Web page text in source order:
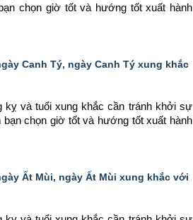
chọn giờ tốt và hướng tốt xuất hành
Canh Tý, ngày Canh Tý xung khắc
kỵ và tuổi xung khắc cần tránh khởi sự
bạn chọn giờ tốt và hướng tốt xuất hành
Ất Mùi, ngày Ất Mùi xung khắc với